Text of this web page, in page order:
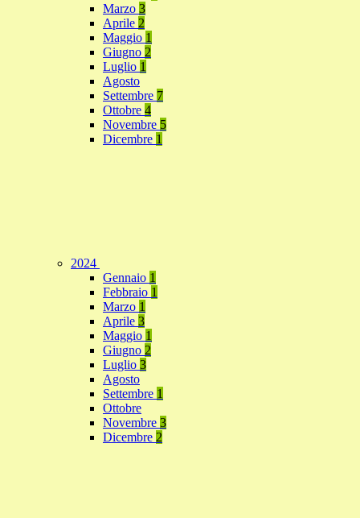
Marzo 3
Aprile 2
Maggio 1
Giugno 2
Luglio 1
Agosto
Settembre 7
Ottobre 4
Novembre 5
Dicembre 1
2024
Gennaio 1
Febbraio 1
Marzo 1
Aprile 3
Maggio 1
Giugno 2
Luglio 3
Agosto
Settembre 1
Ottobre
Novembre 3
Dicembre 2